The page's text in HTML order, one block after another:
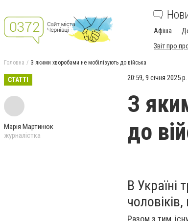
Афіша
Звіт про
Головна З якими хворобами не мобілізують до війська
СТАТТІ
Марія Мартинюк
журналістка
20:59, 9 січня 2025 р.
З
до
В Україні
Разом з тим,